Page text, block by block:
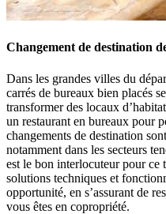
Changement de destination
Dans les grandes villes du
carrés de bureaux bien placés
transformer des locaux
un restaurant en bureaux pour
changements de destination
notamment dans les secteurs
est le bon interlocuteur pour ce
solutions techniques et
opportunité, en s’assurant de
vous êtes en copropriété.